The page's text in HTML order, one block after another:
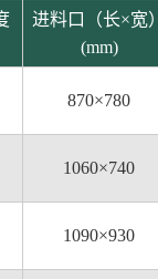
进料口（长×宽）
(mm)
870×780
1060×740
1090×930